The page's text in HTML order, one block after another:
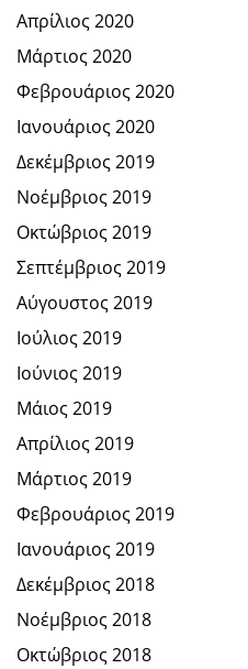
Απρίλιος 2020
Μάρτιος 2020
Φεβρουάριος 2020
Ιανουάριος 2020
Δεκέμβριος 2019
Νοέμβριος 2019
Οκτώβριος 2019
Σεπτέμβριος 2019
Αύγουστος 2019
Ιούλιος 2019
Ιούνιος 2019
Μάιος 2019
Απρίλιος 2019
Μάρτιος 2019
Φεβρουάριος 2019
Ιανουάριος 2019
Δεκέμβριος 2018
Νοέμβριος 2018
Οκτώβριος 2018